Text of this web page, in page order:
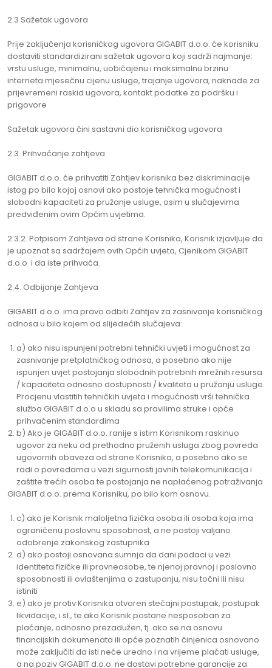
2.3 Sažetak ugovora
Prije zaključenja korisničkog ugovora GIGABIT d.o.o. će korisniku
dostaviti standardizirani sažetak ugovora koji sadrži najmanje:
vrstu usluge, minimalnu, uobičajenu i maksimalnu brzinu
interneta mjesečnu cijenu usluge, trajanje ugovora, naknade za
prijevremeni raskid ugovora, kontakt podatke za podršku i
prigovore
Sažetak ugovora čini sastavni dio korisničkog ugovora
2.3. Prihvaćanje zahtjeva
GIGABIT d.o.o. će prihvatiti Zahtjev korisnika bez diskriminacije
istog po bilo kojoj osnovi ako postoje tehnička mogućnost i
slobodni kapaciteti za pružanje usluge, osim u slučajevima
predviđenim ovim Općim uvjetima.
2.3.2. Potpisom Zahtjeva od strane Korisnika, Korisnik izjavljuje da
je upoznat sa sadržajem ovih Općih uvjeta, Cjenikom GIGABIT
d.o.o i da iste prihvaća.
2.4. Odbijanje Zahtjeva
GIGABIT d.o.o. ima pravo odbiti Zahtjev za zasnivanje korisničkog
odnosa u bilo kojem od slijedećih slučajeva:
a) ako nisu ispunjeni potrebni tehnički uvjeti i mogućnost za
zasnivanje pretplatničkog odnosa, a posebno ako nije
ispunjen uvjet postojanja slobodnih potrebnih mrežnih resursa
/ kapaciteta odnosno dostupnosti / kvaliteta u pružanju usluge.
Procjenu vlastitih tehničkih uvjeta i mogućnosti vrši tehnička
služba GIGABIT d.o.o u skladu sa pravilima struke i opće
prihvaćenim standardima
b) Ako je GIGABIT d.o.o. ranije s istim Korisnikom raskinuo
ugovor za neku od prethodno pruženih usluga zbog povreda
ugovornih obaveza od strane Korisnika, a posebno ako se
radi o povredama u vezi sigurnosti javnih telekomunikacija i
zaštite trećih osoba te postojanja ne naplaćenog potraživanja
GIGABIT d.o.o. prema Korisniku, po bilo kom osnovu.
c) ako je Korisnik maloljetna fizička osoba ili osoba koja ima
ograničenu poslovnu sposobnost, a ne postoji valjano
odobrenje zakonskog zastupnika
d) ako postoji osnovana sumnja da dani podaci u vezi
identiteta fizičke ili pravneosobe, te njenoj pravnoj i poslovno
sposobnosti ili ovlaštenjima o zastupanju, nisu točni ili nisu
istiniti
e) ako je protiv Korisnika otvoren stečajni postupak, postupak
likvidacije, i sl., te ako Korisnik postane nesposoban za
plaćanje, odnosno prezadužen, tj. ako se na osnovu
financijskih dokumenata ili opće poznatih činjenica osnovano
može zaključiti da isti neće uredno i na vrijeme plaćati usluge,
a na poziv GIGABIT d.o.o. ne dostavi potrebne garancije za